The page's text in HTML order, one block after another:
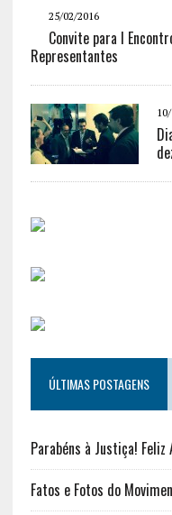
25/02/2016
Convite para I
Representantes
ÚLTIMAS POSTAGENS
Parabéns à Justiça! Feliz
Fatos e Fotos do